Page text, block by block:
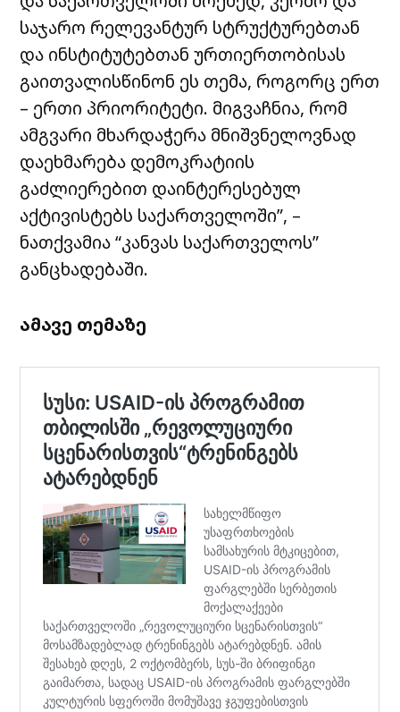
საჯარო რელევანტურ სტრუქტურებთან
და ინსტიტუტებთან ურთიერთობისას
გაითვალისწინონ ეს თემა, როგორც ერთ
– ერთი პრიორიტეტი. მიგვაჩნია, რომ
ამგვარი მხარდაჭერა მნიშვნელოვნად
დაეხმარება დემოკრატიის
გაძლიერებით დაინტერესებულ
აქტივისტებს საქართველოში”, –
ნათქვამია “კანვას საქართველოს”
განცხადებაში.
ამავე თემაზე